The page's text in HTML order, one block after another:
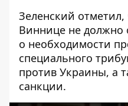
Зеленский отметил,
Виннице не должно
о необходимости
специального
против Украины, а
санкции.